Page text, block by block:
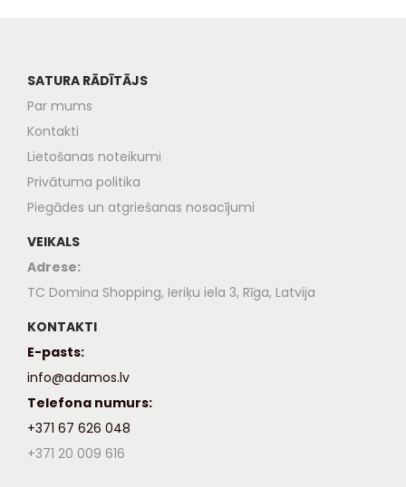
SATURA RĀDĪTĀJS
Par mums
Kontakti
Lietošanas noteikumi
Privātuma politika
Piegādes un atgriešanas nosacījumi
VEIKALS
Adrese:
TC Domina Shopping, Ieriķu iela 3, Rīga, Latvija
KONTAKTI
E-pasts:
info@adamos.lv
Telefona numurs:
+371 67 626 048
+371 20 009 616